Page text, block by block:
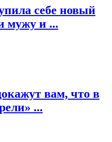
себе новый
мужу и ...
вам, что в
...